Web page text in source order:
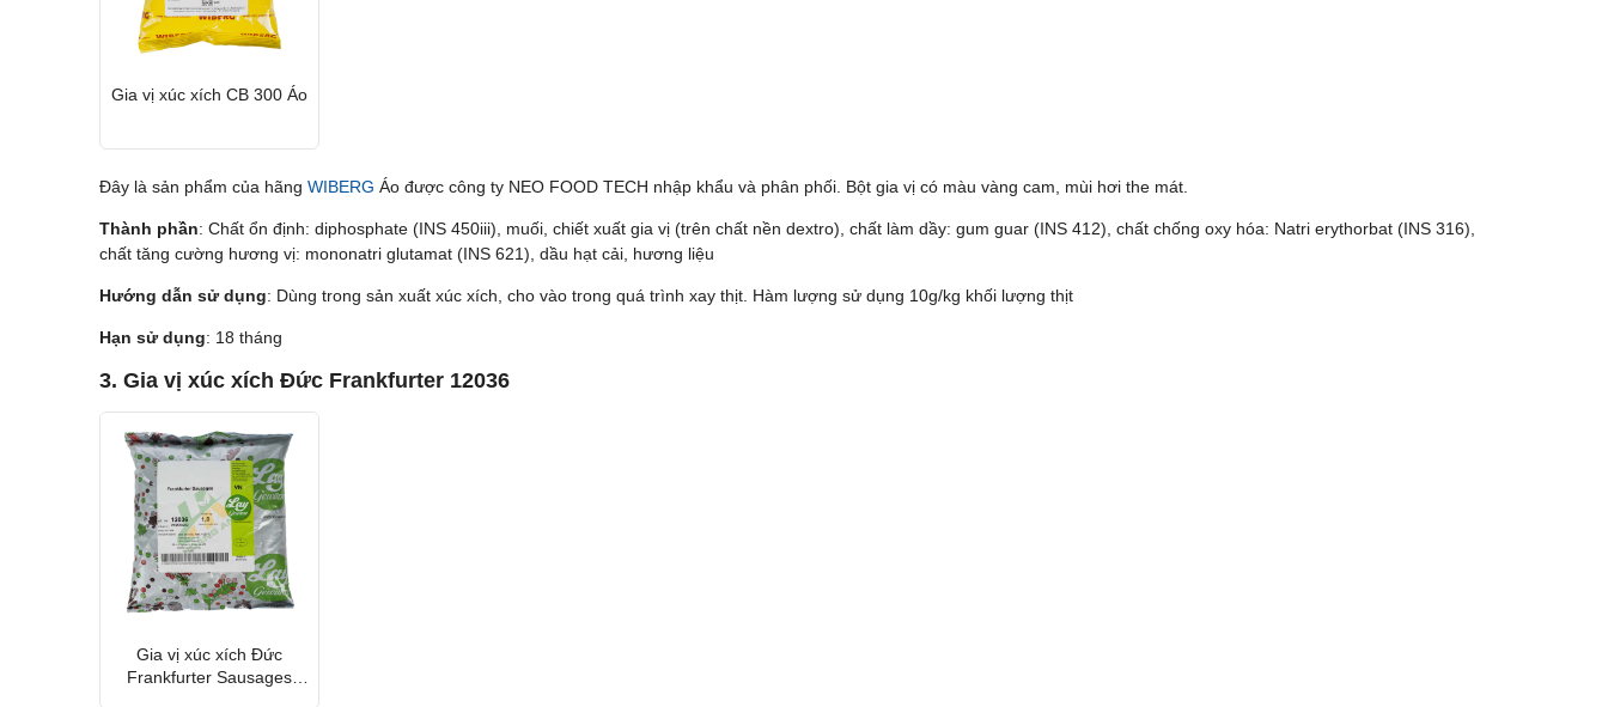
Gia vị xúc xích CB 300 Áo
Đây là sản phẩm của hãng WIBERG Áo được công ty NEO FOOD TECH nhập khẩu và phân phối. Bột gia vị có màu vàng cam, mùi hơi the mát.
Thành phần: Chất ổn định: diphosphate (INS 450iii), muối, chiết xuất gia vị (trên chất nền dextro), chất làm dầy: gum guar (INS 412), chất chống oxy hóa: Natri erythorbat (INS 316),
chất tăng cường hương vị: mononatri glutamat (INS 621), dầu hạt cải, hương liệu
Hướng dẫn sử dụng: Dùng trong sản xuất xúc xích, cho vào trong quá trình xay thịt. Hàm lượng sử dụng 10g/kg khối lượng thịt
Hạn sử dụng: 18 tháng
3. Gia vị xúc xích Đức Frankfurter 12036
Gia vị xúc xích Đức
Frankfurter Sausages